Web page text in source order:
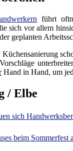
führt
sich vor allem
geplanten
Küchensanierung
Hand in Hand, um
/ Elbe
sich
beim Sommerfest